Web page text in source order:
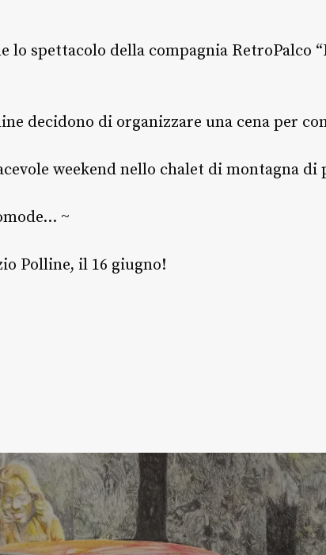
spettacolo della compagnia RetroPalco
decidono di organizzare una cena per
weekend nello chalet di montagna
~
Polline, il 16 giugno!